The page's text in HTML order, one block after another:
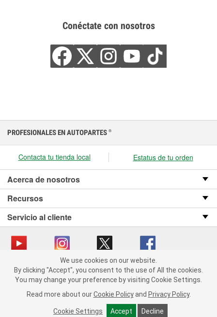
Conéctate con nosotros
We use cookies on our website. By clicking "Accept", you consent
to the use of All the cookies.
You may change your preference by visiting Cookie Settings.
Read more about our Cookie Policy and Privacy Policy.
Cookie Settings Accept Decline
PROFESIONALES EN AUTOPARTES ®
Contacta tu tienda local Estatus de tu orden
Acerca de nosotros
Recursos
Servicio al cliente
Copyright © 2008-2026 O’Reilly Auto Parts v OST_3.2.0.0.729 (3) cv1361
catalog_main
Política de privacidad
Ley de transparencia en las cadenas de suministro
We use cookies on our website.
By clicking "Accept", you consent to the use of All the cookies.
You may change your preference by visiting Cookie Settings.
Read more about our Cookie Policy and Privacy Policy.
Cookie Settings Accept Decline